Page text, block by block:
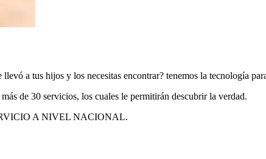
a tus hijos y los necesitas encontrar? tenemos la tecnología
de 30 servicios, los cuales le permitirán descubrir la verdad.
A NIVEL NACIONAL.